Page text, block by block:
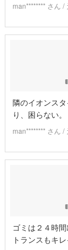
man******** さん /
隣のイオンス
り、困らない。
man******** さん /
ゴミは２４時
トランスもキレ